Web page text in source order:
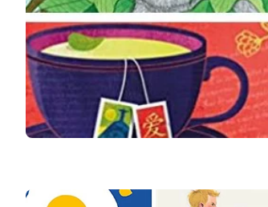
Na família
Colunas
Conteúdos